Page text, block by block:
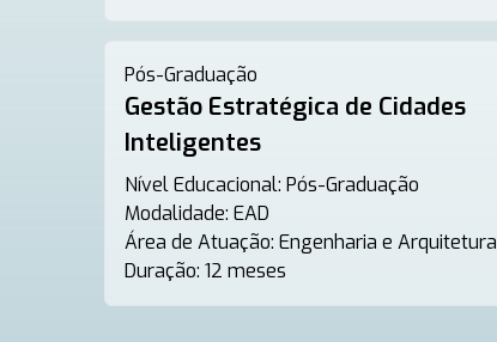
Pós-Graduação
Gestão Estratégica de Cidades
Inteligentes
Nível Educacional: Pós-Graduação
Modalidade: EAD
Área de Atuação: Engenharia e Arquitetura
Duração: 12 meses